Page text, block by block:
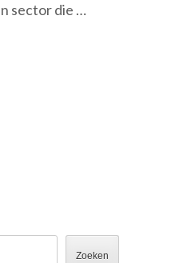
sector die …
Zoeken